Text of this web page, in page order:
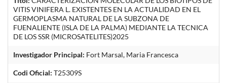
VITIS VINIFERA L. EXISTENTES EN LA ACTUALIDAD EN EL
GERMOPLASMA NATURAL DE LA SUBZONA DE
FUENALIENTE (ISLA DE LA PALMA) MEDIANTE LA TECNICA
DE LOS SSR (MICROSATELITES)2025
Investigador Principal: Fort Marsal, Maria Francesca
Codi Oficial: T25309S